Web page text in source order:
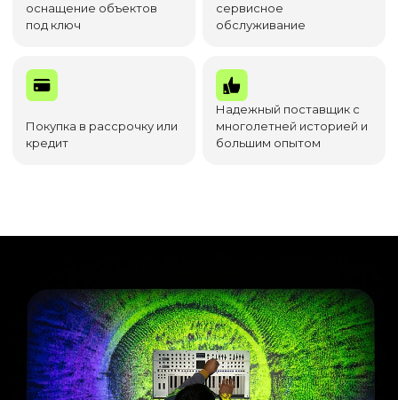
оснащение объектов
под ключ
сервисное
обслуживание
Покупка в рассрочку или
кредит
Надежный поставщик с
многолетней историей и
большим опытом